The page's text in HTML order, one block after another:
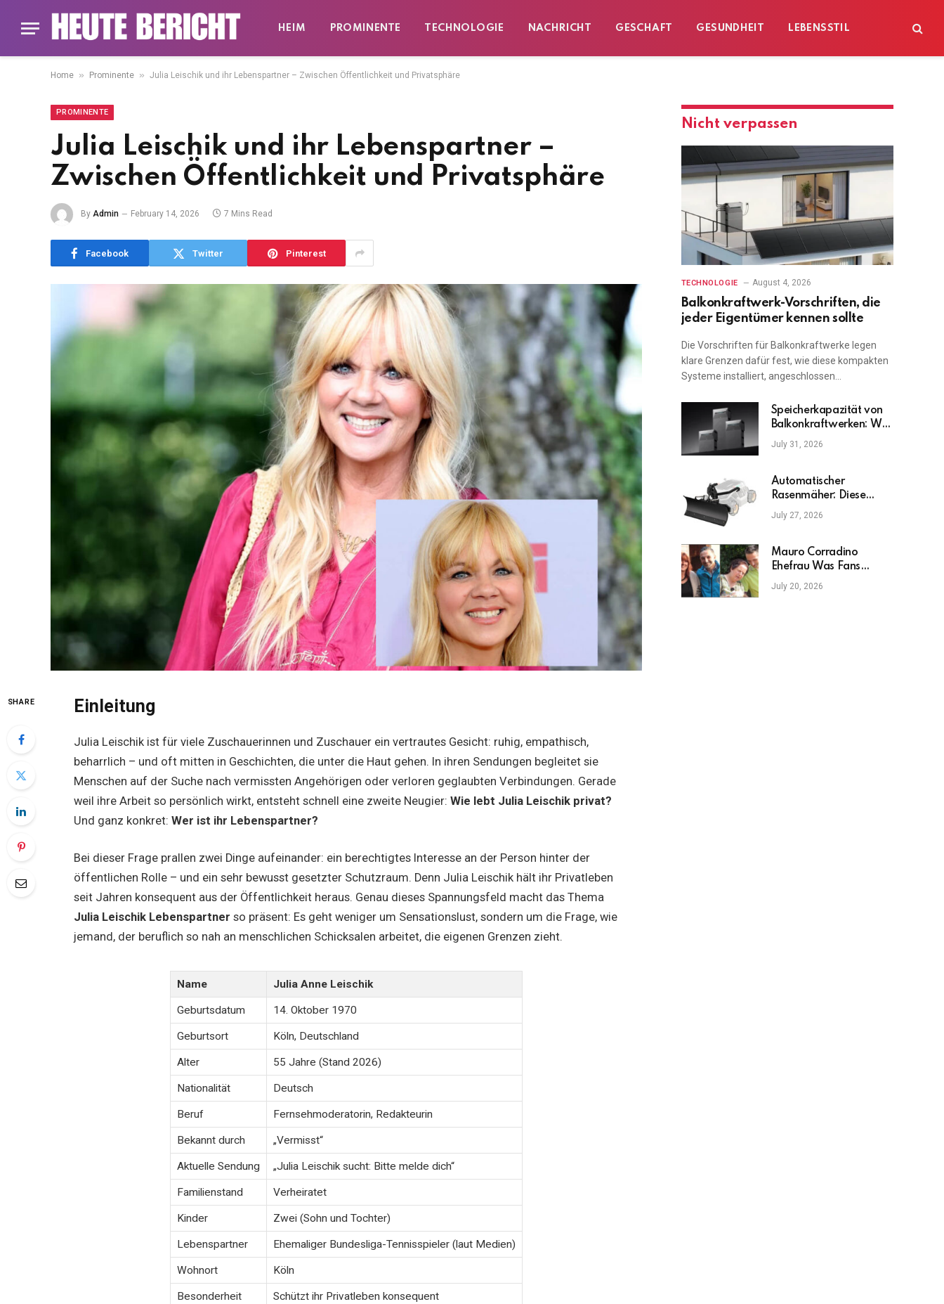
HEIM PROMINENTE TECHNOLOGIE NACHRICHT GESCHAFT GESUNDHEIT LEBENSSTIL
Home » Prominente » Julia Leischik und ihr Lebenspartner – Zwischen Öffentlichkeit und Privatsphäre
PROMINENTE
Julia Leischik und ihr Lebenspartner –
Zwischen Öffentlichkeit und Privatsphäre
By Admin February 14, 2026 7 Mins Read
Facebook Twitter Pinterest
SHARE Einleitung
Julia Leischik ist für viele Zuschauerinnen und Zuschauer ein vertrautes Gesicht: ruhig, empathisch,
beharrlich – und oft mitten in Geschichten, die unter die Haut gehen. In ihren Sendungen begleitet sie
Menschen auf der Suche nach vermissten Angehörigen oder verloren geglaubten Verbindungen. Gerade
weil ihre Arbeit so persönlich wirkt, entsteht schnell eine zweite Neugier:Wie lebt Julia Leischik privat?
Und ganz konkret:Wer ist ihr Lebenspartner?
Bei dieser Frage prallen zwei Dinge aufeinander: ein berechtigtes Interesse an der Person hinter der
öffentlichen Rolle – und ein sehr bewusst gesetzter Schutzraum. Denn Julia Leischik hält ihr Privatleben
seit Jahren konsequent aus der Öffentlichkeit heraus. Genau dieses Spannungsfeld macht das Thema
Julia Leischik Lebenspartner so präsent: Es geht weniger um Sensationslust, sondern um die Frage, wie
jemand, der beruflich so nah an menschlichen Schicksalen arbeitet, die eigenen Grenzen zieht.
Name Julia Anne Leischik
Geburtsdatum 14. Oktober 1970
Geburtsort Köln, Deutschland
Alter 55 Jahre (Stand 2026)
Nationalität Deutsch
Beruf Fernsehmoderatorin, Redakteurin
Bekannt durch „Vermisst“
Aktuelle Sendung „Julia Leischik sucht: Bitte melde dich“
Familienstand Verheiratet
Kinder Zwei (Sohn und Tochter)
Lebenspartner Ehemaliger Bundesliga-Tennisspieler (laut Medien)
Wohnort Köln
Besonderheit Schützt ihr Privatleben konsequent
Nicht verpassen
TECHNOLOGIE August 4, 2026
Balkonkraftwerk-Vorschriften, die
jeder Eigentümer kennen sollte
Die Vorschriften für Balkonkraftwerke legen
klare Grenzen dafür fest, wie diese kompakten
Systeme installiert, angeschlossen…
Speicherkapazität von
Balkonkraftwerken: Was
ist am wichtigsten?
July 31, 2026
Automatischer
Rasenmäher: Diese
Fehler sollten Sie
vermeiden
July 27, 2026
Mauro Corradino
Ehefrau Was Fans
wirklich wissen möchten
July 20, 2026